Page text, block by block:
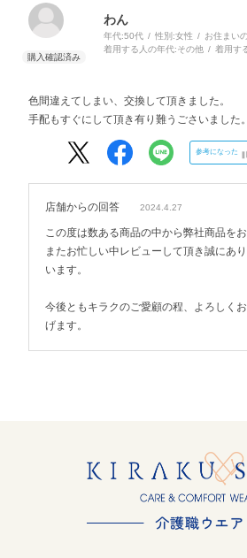
わん
年代:50代 性別:女性 お住まい
着用する人の年代:その他 着用す
色間違えてしまい、交換して頂きました。
手配もすぐにして頂き有り難うごさいました。
参考になった
店舗からの回答 2024.4.27
この度は数ある商品の中から弊社商品をお
またお忙しい中レビューして頂き誠にあ
います。
今後ともキラクのご愛顧の程、よろしく
げます。